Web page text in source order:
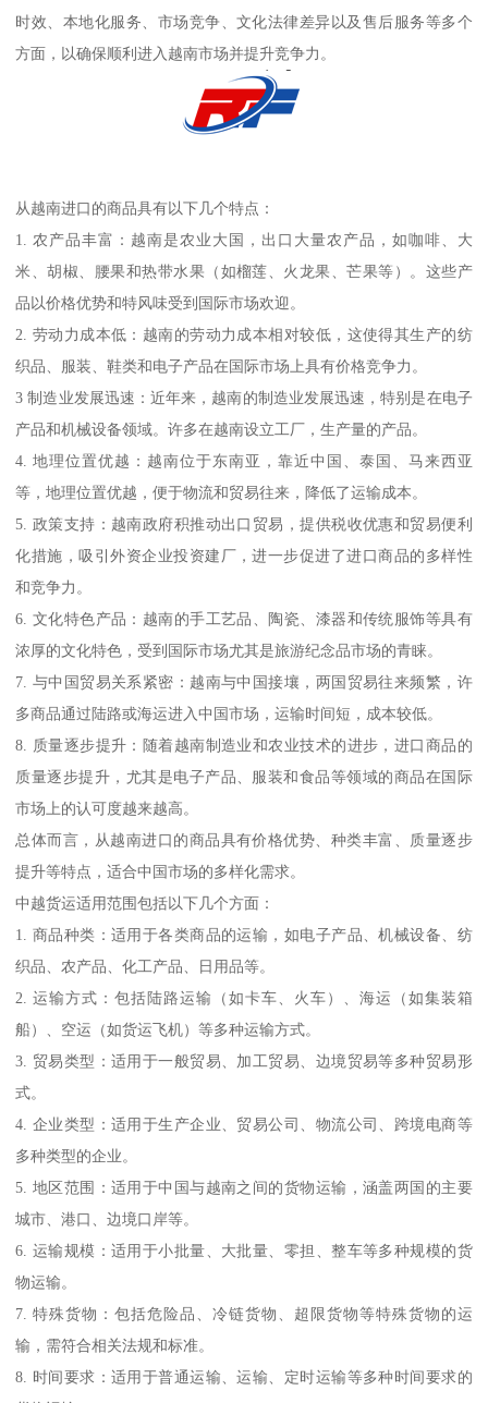
时效、本地化服务、市场竞争、文化法律差异以及售后服务等多个
方面，以确保顺利进入越南市场并提升竞争力。
从越南进口的商品具有以下几个特点：
1. 农产品丰富：越南是农业大国，出口大量农产品，如咖啡、大
米、胡椒、腰果和热带水果（如榴莲、火龙果、芒果等）。这些产
品以价格优势和特风味受到国际市场欢迎。
2. 劳动力成本低：越南的劳动力成本相对较低，这使得其生产的纺
织品、服装、鞋类和电子产品在国际市场上具有价格竞争力。
3 制造业发展迅速：近年来，越南的制造业发展迅速，特别是在电子
产品和机械设备领域。许多在越南设立工厂，生产量的产品。
4. 地理位置优越：越南位于东南亚，靠近中国、泰国、马来西亚
等，地理位置优越，便于物流和贸易往来，降低了运输成本。
5. 政策支持：越南政府积推动出口贸易，提供税收优惠和贸易便利
化措施，吸引外资企业投资建厂，进一步促进了进口商品的多样性
和竞争力。
6. 文化特色产品：越南的手工艺品、陶瓷、漆器和传统服饰等具有
浓厚的文化特色，受到国际市场尤其是旅游纪念品市场的青睐。
7. 与中国贸易关系紧密：越南与中国接壤，两国贸易往来频繁，许
多商品通过陆路或海运进入中国市场，运输时间短，成本较低。
8. 质量逐步提升：随着越南制造业和农业技术的进步，进口商品的
质量逐步提升，尤其是电子产品、服装和食品等领域的商品在国际
市场上的认可度越来越高。
总体而言，从越南进口的商品具有价格优势、种类丰富、质量逐步
提升等特点，适合中国市场的多样化需求。
中越货运适用范围包括以下几个方面：
1. 商品种类：适用于各类商品的运输，如电子产品、机械设备、纺
织品、农产品、化工产品、日用品等。
2. 运输方式：包括陆路运输（如卡车、火车）、海运（如集装箱
船）、空运（如货运飞机）等多种运输方式。
3. 贸易类型：适用于一般贸易、加工贸易、边境贸易等多种贸易形
式。
4. 企业类型：适用于生产企业、贸易公司、物流公司、跨境电商等
多种类型的企业。
5. 地区范围：适用于中国与越南之间的货物运输，涵盖两国的主要
城市、港口、边境口岸等。
6. 运输规模：适用于小批量、大批量、零担、整车等多种规模的货
物运输。
7. 特殊货物：包括危险品、冷链货物、超限货物等特殊货物的运
输，需符合相关法规和标准。
8. 时间要求：适用于普通运输、运输、定时运输等多种时间要求的